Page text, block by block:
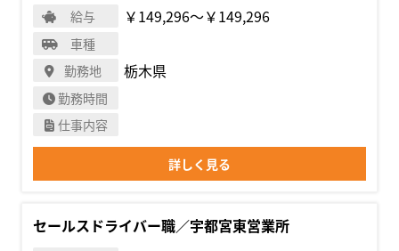
給与 ￥149,296〜￥149,296
車種
勤務地
栃木県
勤務時間
仕事内容
詳しく見る
セールスドライバー職／宇都宮東営業所